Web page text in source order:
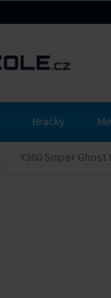
Hračky
X360 Sniper